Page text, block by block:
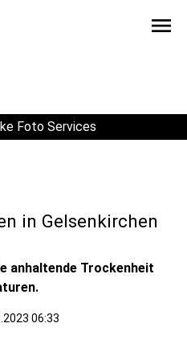
menu
Foto Services
in Gelsenkirchen
anhaltende Trockenheit
06:33